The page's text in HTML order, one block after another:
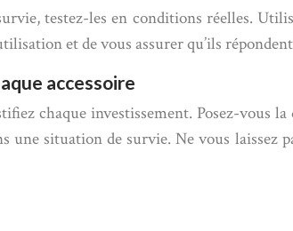
testez-les en conditions réelles.
et de vous assurer qu’ils
accessoire
chaque investissement. Posez-vous
situation de survie. Ne vous laissez